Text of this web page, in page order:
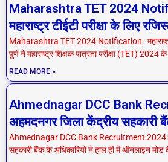
Maharashtra TET 2024
महाराष्ट्र टीईटी परीक्षा के लिए
Maharashtra TET 2024 Notification: महाराष्ट्र
पुणे ने महाराष्ट्र शिक्षक पात्रता परीक्षा (TET)
READ MORE »
Ahmednagar DCC Bank
अहमदनगर जिला केंद्रीय सहकारी
Ahmednagar DCC Bank Recruitment 2024:
सहकारी बैंक के अधिकारियों ने हाल ही में ऑनलाइन मोड